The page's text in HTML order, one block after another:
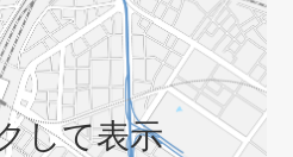
して表示